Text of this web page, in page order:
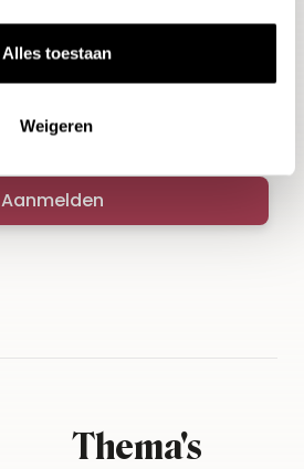
Alles toestaan
Weigeren
Aanmelden
Thema's